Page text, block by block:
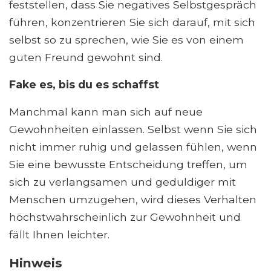
feststellen, dass Sie negatives Selbstgespräch
führen, konzentrieren Sie sich darauf, mit sich
selbst so zu sprechen, wie Sie es von einem
guten Freund gewohnt sind.
Fake es, bis du es schaffst
Manchmal kann man sich auf neue
Gewohnheiten einlassen. Selbst wenn Sie sich
nicht immer ruhig und gelassen fühlen, wenn
Sie eine bewusste Entscheidung treffen, um
sich zu verlangsamen und geduldiger mit
Menschen umzugehen, wird dieses Verhalten
höchstwahrscheinlich zur Gewohnheit und
fällt Ihnen leichter.
Hinweis